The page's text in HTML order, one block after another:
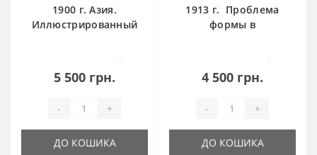
1900 г. Азия.
Иллюстрированный
5 500 грн.
- +
ДО КОШИКА
1913 г. Проблема
формы в
4 500 грн.
- +
ДО КОШИКА